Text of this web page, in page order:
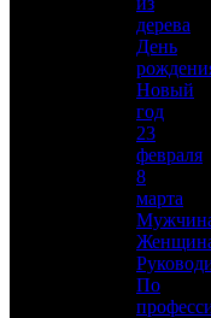
Для добавления товара
АВТОРИЗОВАТЬСЯ
Оставьте свои данные,
уточнения деталей
дерева
День
Новый
год
23
февраля
8
марта
По